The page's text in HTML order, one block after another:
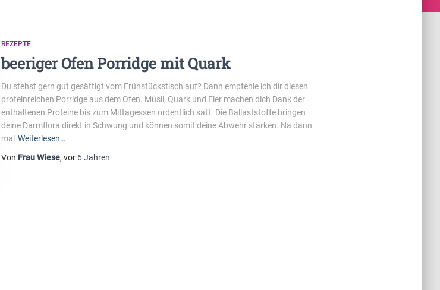
REZEPTE
beeriger Ofen Porridge mit Quark
Du stehst gern gut gesättigt vom Frühstückstisch auf? Dann empfehle ich dir diesen
proteinreichen Porridge aus dem Ofen. Müsli, Quark und Eier machen dich Dank der
enthaltenen Proteine bis zum Mittagessen ordentlich satt. Die Ballaststoffe bringen
deine Darmflora direkt in Schwung und können somit deine Abwehr stärken. Na dann
mal Weiterlesen…
Von Frau Wiese, vor 6 Jahren